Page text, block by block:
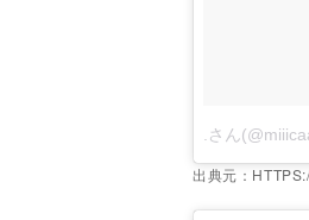
.さん
出典元：